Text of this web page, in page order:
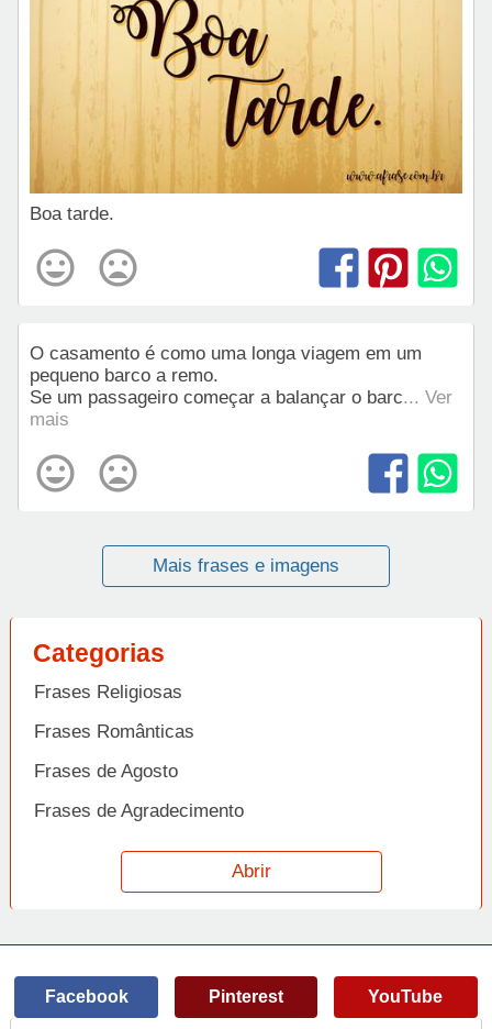
Boa tarde.
O casamento é como uma longa viagem em um
pequeno barco a remo.
Se um passageiro começar a balançar o barc... Ver
mais
Mais frases e imagens
Categorias
Frases Religiosas
Frases Românticas
Frases de Agosto
Frases de Agradecimento
Frases de Amizade
Frases de Amor
Frases de Arrependimento
Abrir
Facebook Pinterest YouTube